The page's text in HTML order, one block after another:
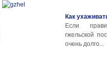
Как
Если
гжельской
очень долго...